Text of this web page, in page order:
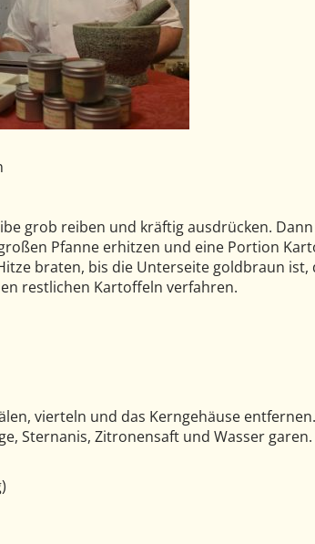
grob reiben und kräftig ausdrücken.
Pfanne erhitzen und eine Portion
braten, bis die Unterseite goldbraun
restlichen Kartoffeln verfahren.
vierteln und das Kerngehäuse
Sternanis, Zitronensaft und Wasser